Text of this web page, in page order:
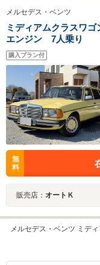
メルセデス・ベンツ
ミディアムクラスワ
エンジン 7人乗り
購入プラン付
無
料
販売店： オートＫ
メルセデス・ベンツ ミデ